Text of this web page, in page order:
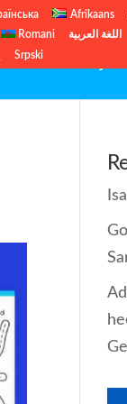
Afrikaans
Romani
اللغة العربية
Srpski
Us Gratis